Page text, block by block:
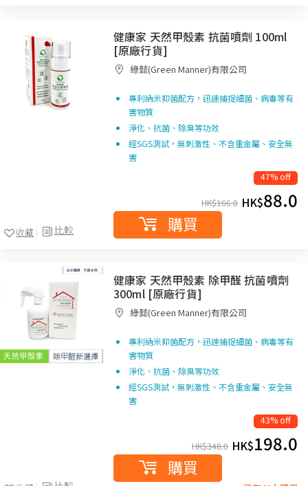
比較
收藏
健康家 天然甲殼素 抗菌噴劑 100ml
[原廠行貨]
綠懿(Green Manner)有限公司
專利納米抑菌配方，迅速捕捉細菌、病毒等有
害物質
淨化、抗菌、除臭等功效
經SGS測試，無刺激性、不含重金屬、安全無
害
47% off
HK$166.0 HK$88.0
購買
健康家 天然甲殼素 除甲醛 抗菌噴劑
300ml [原廠行貨]
綠懿(Green Manner)有限公司
專利納米抑菌配方，迅速捕捉細菌、病毒等有
害物質
淨化、抗菌、除臭等功效
經SGS測試，無刺激性、不含重金屬、安全無
害
43% off
HK$348.0 HK$198.0
購買